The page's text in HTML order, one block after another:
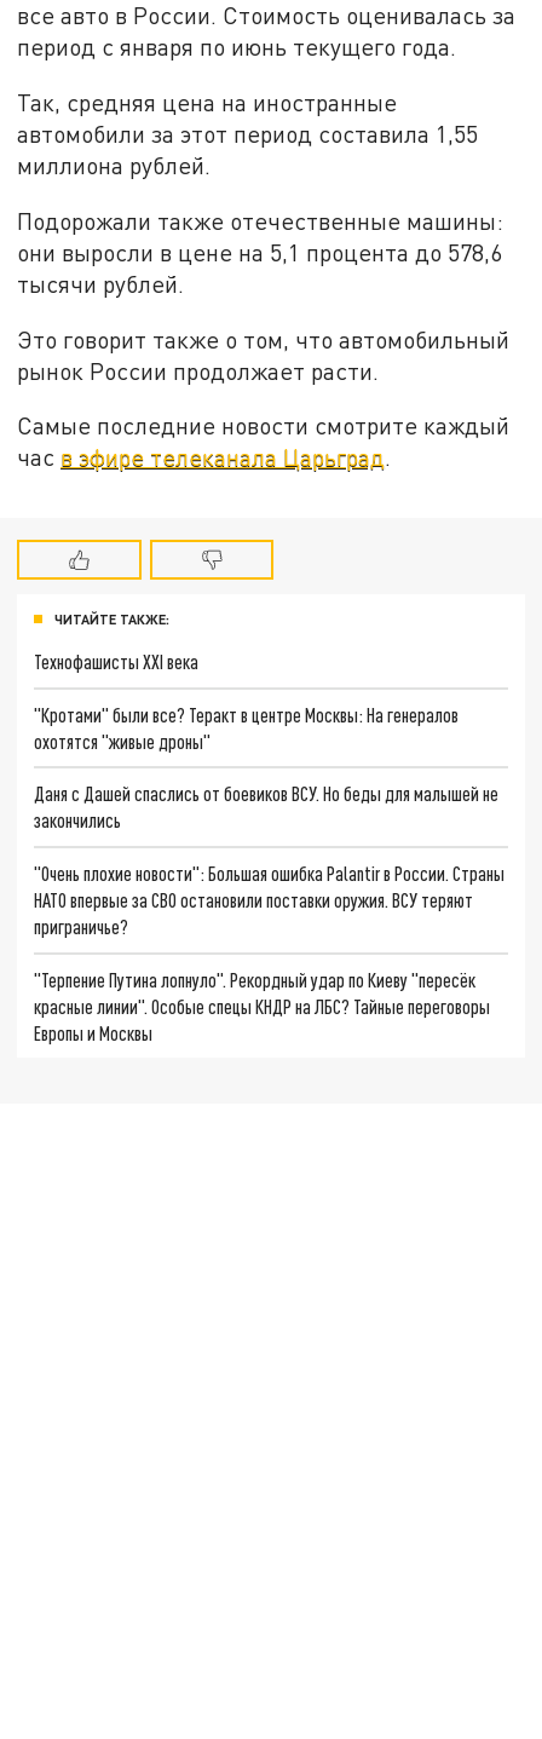
все авто в России. Стоимость оценивалась за
период с января по июнь текущего года.
Так, средняя цена на иностранные
автомобили за этот период составила 1,55
миллиона рублей.
Подорожали также отечественные машины:
они выросли в цене на 5,1 процента до 578,6
тысячи рублей.
Это говорит также о том, что автомобильный
рынок России продолжает расти.
Самые последние новости смотрите каждый
час в эфире телеканала Царьград.
ЧИТАЙТЕ ТАКЖЕ:
Технофашисты XXI века
"Кротами" были все? Теракт в центре Москвы: На генералов
охотятся "живые дроны"
Даня с Дашей спаслись от боевиков ВСУ. Но беды для малышей не
закончились
"Очень плохие новости": Большая ошибка Palantir в России. Страны
НАТО впервые за СВО остановили поставки оружия. ВСУ теряют
приграничье?
"Терпение Путина лопнуло". Рекордный удар по Киеву "пересёк
красные линии". Особые спецы КНДР на ЛБС? Тайные переговоры
Европы и Москвы